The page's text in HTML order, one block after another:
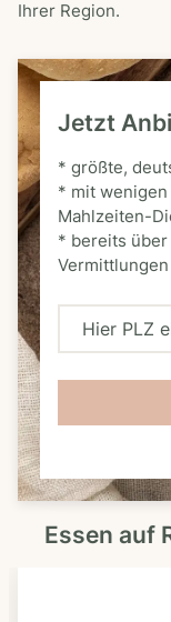
Ihrer Region.
Jetzt
* größte,
* mit wenigen
Mahlzeiten-
* bereits
Vermittlungen
H
L
Z
Essen auf